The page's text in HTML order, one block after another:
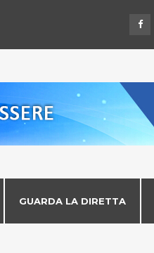
GUARDA LA DIRETTA